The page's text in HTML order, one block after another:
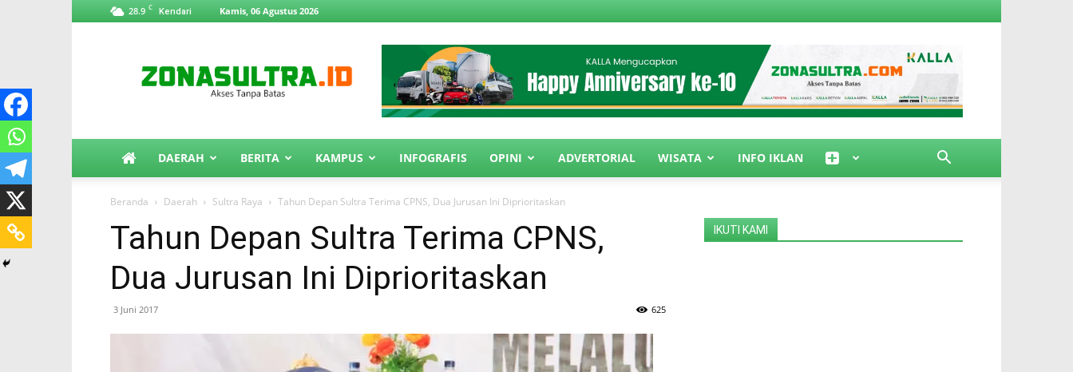
28.9 C Kendari Kamis, 06 Agustus 2026
DAERAH BERITA KAMPUS INFOGRAFIS OPINI ADVERTORIAL WISATA INFO IKLAN
Beranda Daerah Sultra Raya Tahun Depan Sultra Terima CPNS, Dua Jurusan Ini Diprioritaskan
Tahun Depan Sultra Terima CPNS,
Dua Jurusan Ini Diprioritaskan
3 Juni 2017 625
IKUTI KAMI